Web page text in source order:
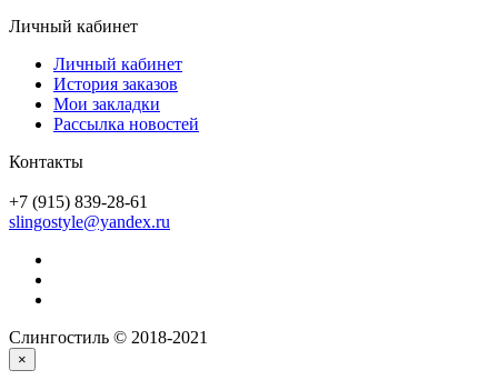
Личный кабинет
Личный кабинет
История заказов
Мои закладки
Рассылка новостей
Контакты
+7 (915) 839-28-61
slingostyle@yandex.ru
Слингостиль © 2018-2021
×